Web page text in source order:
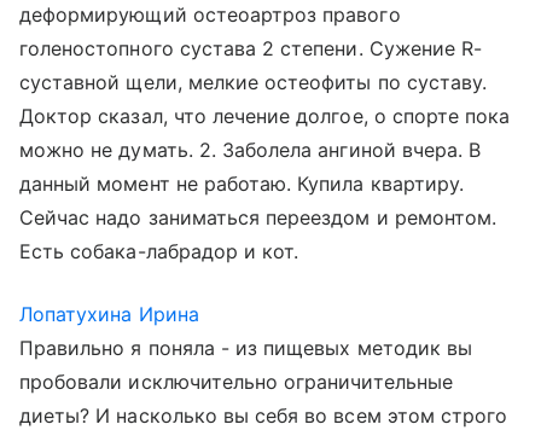
деформирующий остеоартроз правого
голеностопного сустава 2 степени. Сужение R-
суставной щели, мелкие остеофиты по суставу.
Доктор сказал, что лечение долгое, о спорте пока
можно не думать. 2. Заболела ангиной вчера. В
данный момент не работаю. Купила квартиру.
Сейчас надо заниматься переездом и ремонтом.
Есть собака-лабрадор и кот.
Лопатухина Ирина
Правильно я поняла - из пищевых методик вы
пробовали исключительно ограничительные
диеты? И насколько вы себя во всем этом строго